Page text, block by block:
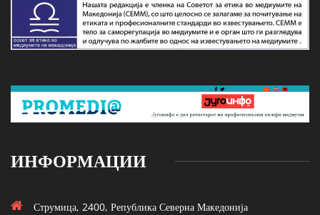
ИНФОРМАЦИИ
Струмица, 2400, Република Северна Македонија